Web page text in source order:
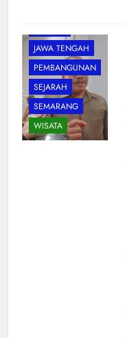
JAWA TENGAH
PEMBANGUNAN
SEJARAH
SEMARANG
WISATA